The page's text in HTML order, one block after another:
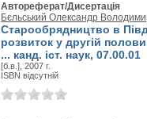
Автореферат/Дисертація
Бєльський Олександр
Старообрядництво в
розвиток у другій
... канд. іст. наук, 07.00.01
[б.в.], 2007 г.
ISBN відсутній